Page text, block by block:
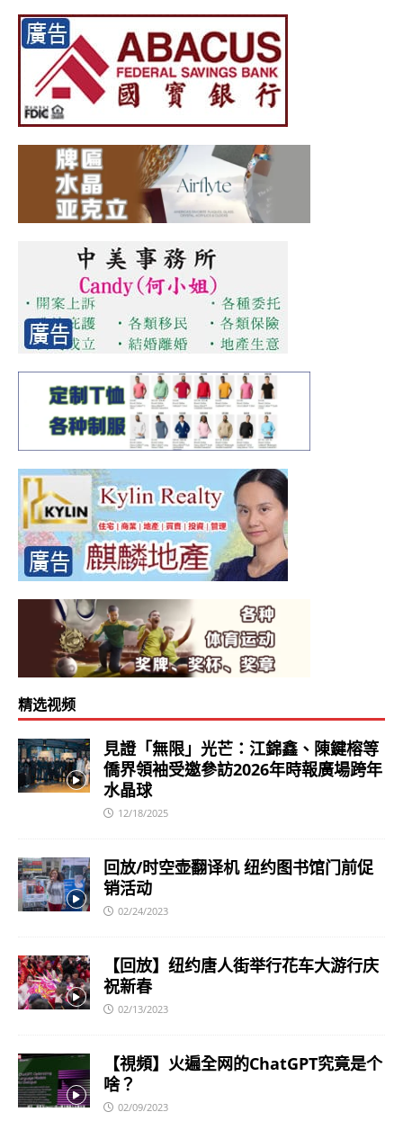
精选视频
見證「無限」光芒：江錦鑫、陳鍵榕等
僑界領袖受邀參訪2026年時報廣場跨年
水晶球
12/18/2025
回放/时空壶翻译机 纽约图书馆门前促
销活动
02/24/2023
【回放】纽约唐人街举行花车大游行庆
祝新春
02/13/2023
【視頻】火遍全网的ChatGPT究竟是个
啥？
02/09/2023